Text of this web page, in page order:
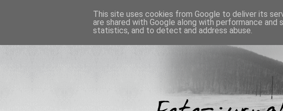
This site uses cookies from Google to deliver its
are shared with Google along with performance
statistics, and to detect and address abuse.